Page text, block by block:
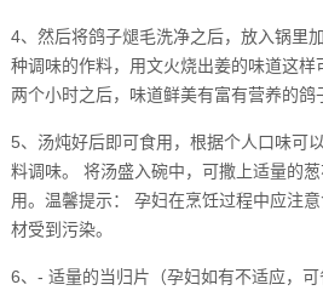
4、然后将鸽子煺毛洗净之后，放入锅里
种调味的作料，用文火烧出姜的味道这
两个小时之后，味道鲜美有富有营养的鸽
5、汤炖好后即可食用，根据个人口味可
料调味。 将汤盛入碗中，可撒上适量的
用。温馨提示： 孕妇在烹饪过程中应注
材受到污染。
6、- 适量的当归片（孕妇如有不适应，